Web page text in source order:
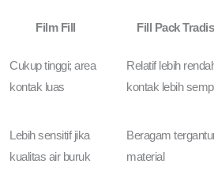
Film Fill Fill Pack
Cukup tinggi; area
kontak luas
Relatif lebih
kontak lebih
Lebih sensitif jika
kualitas air buruk
Beragam
material